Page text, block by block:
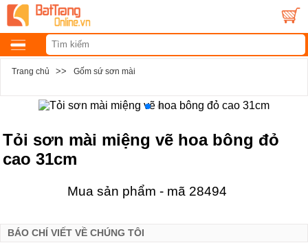
Trang chủ >> Gốm sứ sơn mài
Tỏi sơn mài miệng vẽ hoa bông đỏ
cao 31cm
Mua sản phẩm - mã 28494
BÁO CHÍ VIẾT VỀ CHÚNG TÔI